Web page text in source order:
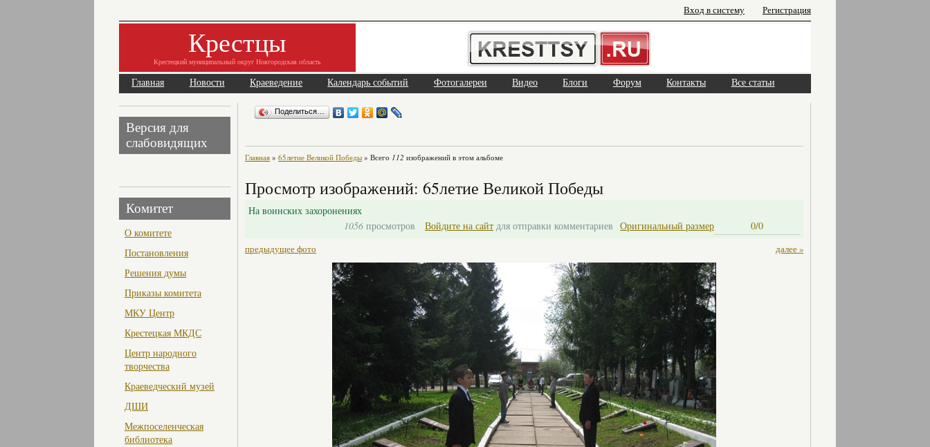
Вход в систему Регистрация
Крестцы
Крестецкий муниципальный округ Новгородская область
Главная Новости Краеведение Календарь событий Фотогалереи Видео Блоги Форум Контакты Все статьи
Версия для
слабовидящих
Комитет
О комитете
Постановления
Решения думы
Приказы комитета
МКУ Центр
Крестецкая МКДС
Центр народного
творчества
Краеведческий музей
ДШИ
Межпоселенческая
библиотека
Поделиться…
Главная » 65летие Великой Победы » Всего 112 изображений в этом альбоме
Просмотр изображений: 65летие Великой Победы
На воинских захоронениях
0/0
1056 просмотров Войдите на сайт для отправки комментариев Оригинальный размер
предыдущее фото далее »